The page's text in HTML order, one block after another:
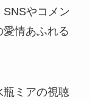
やコメン
愛情あふれる
瓶ミアの視聴